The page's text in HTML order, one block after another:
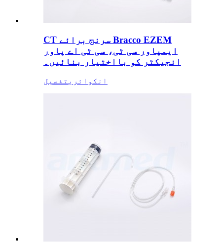
CT سرنج برائے Bracco EZEM
ایمپاور سی ٹی، سی ٹی اے پاور
انجیکٹر کو بااختیار بنائیں۔
انکوائری تفصیل